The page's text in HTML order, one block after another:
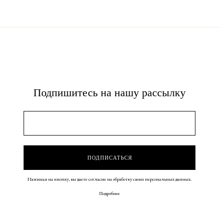
Подпишитесь на нашу рассылку
Нажимая на кнопку, вы даете согласие на обработку своих персональных данных.
Подробнее